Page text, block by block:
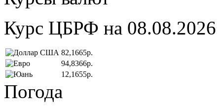
Курс ЦБРФ на 08.08.2026
82,1665р.
94,8366р.
12,1655р.
Погода